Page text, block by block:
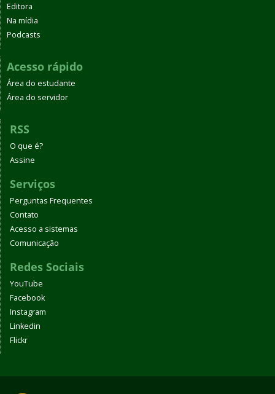
Editora
Na mídia
Podcasts
Acesso rápido
Área do estudante
Área do servidor
RSS
O que é?
Assine
Serviços
Perguntas Frequentes
Contato
Acesso a sistemas
Comunicação
Redes Sociais
YouTube
Facebook
Instagram
Linkedin
Flickr